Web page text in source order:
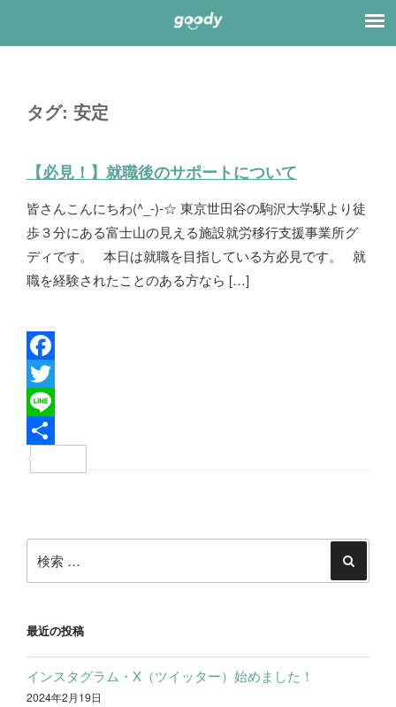
タグ: 安定
【必見！】就職後のサポートについて
皆さんこんにちわ(^_-)-☆ 東京世田谷の駒沢大学駅より徒
歩３分にある富士山の見える施設就労移行支援事業所グ
ディです。 本日は就職を目指している方必見です。 就
職を経験されたことのある方なら […]
F
a
c
e
o
T
w
i
e
L
i
ナ
ビ
ー
シ
ョ
索:
索
最近の投稿
インスタグラム・X（ツイッター）始めました！
2024年2月19日